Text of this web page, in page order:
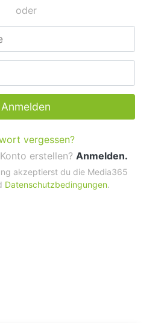
oder
Anmelden
vergessen?
erstellen? Anmelden.
akzeptierst du die Media365
Datenschutzbedingungen.